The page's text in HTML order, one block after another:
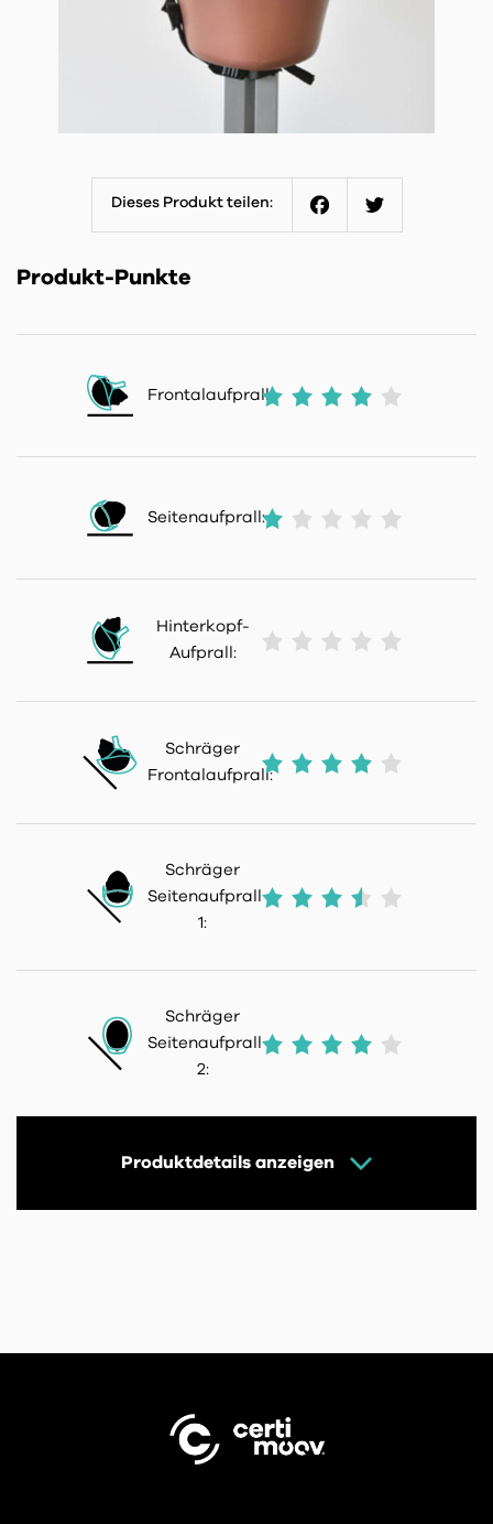
Dieses Produkt teilen:
Produkt-Punkte
Frontalaufprall:
Seitenaufprall:
Hinterkopf-
Aufprall:
Schräger
Frontalaufprall:
Schräger
Seitenaufprall
1:
Schräger
Seitenaufprall
2:
Produktdetails anzeigen